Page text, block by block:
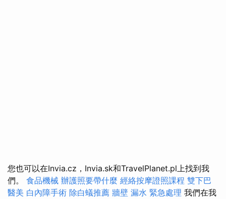
您也可以在Invia.cz，Invia.sk和TravelPlanet.pl上找到我
們。 食品機械 辦護照要帶什麼 經絡按摩證照課程 雙下巴
醫美 白內障手術 除白蟻推薦 牆壁 漏水 緊急處理 我們在我